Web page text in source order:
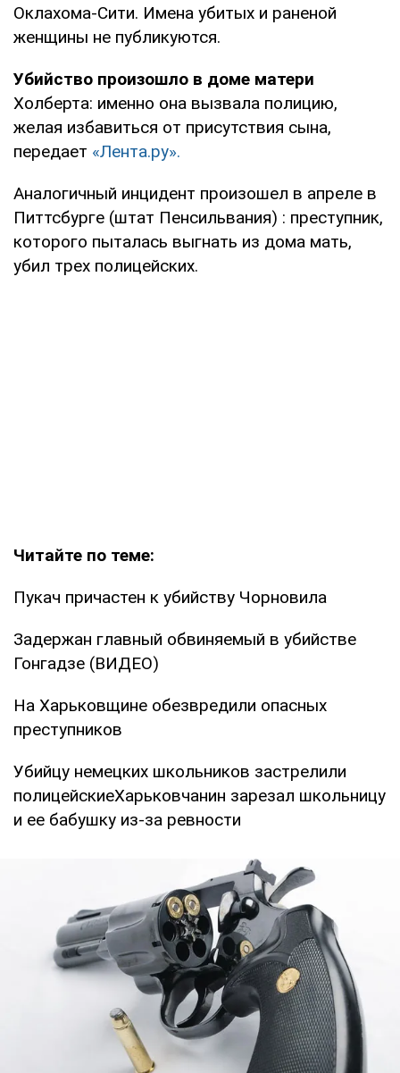
Оклахома-Сити. Имена убитых и раненой
женщины не публикуются.
Убийство произошло в доме матери
Холберта: именно она вызвала полицию,
желая избавиться от присутствия сына,
передает «Лента.ру».
Аналогичный инцидент произошел в апреле в
Питтсбурге (штат Пенсильвания) : преступник,
которого пыталась выгнать из дома мать,
убил трех полицейских.
Читайте по теме:
Пукач причастен к убийству Чорновила
Задержан главный обвиняемый в убийстве
Гонгадзе (ВИДЕО)
На Харьковщине обезвредили опасных
преступников
Убийцу немецких школьников застрелили
полицейскиеХарьковчанин зарезал школьницу
и ее бабушку из-за ревности